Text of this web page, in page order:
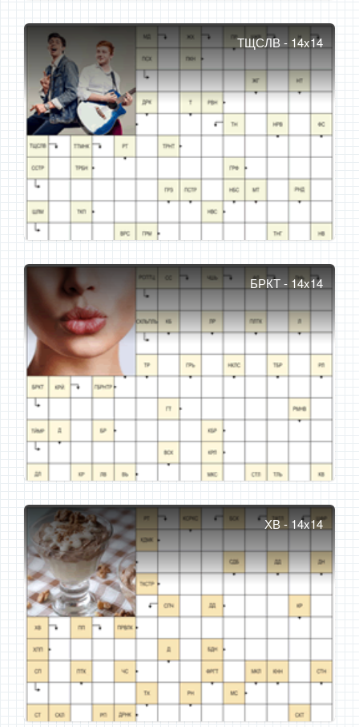
ТЩСЛВ - 14x14
БРКТ - 14x14
ХВ - 14x14